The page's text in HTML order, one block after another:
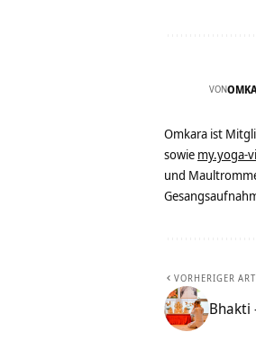
VON
Omkara ist
sowie my.yoga-
und
VORHERIGER
Bhakti